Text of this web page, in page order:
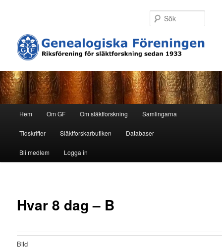
innehåll
m
Hem Om GF Om släktforskning Samlingarna
Tidskrifter Släktforskarbutiken Databaser
Bli medlem Logga in
Hvar 8 dag – B
Bild